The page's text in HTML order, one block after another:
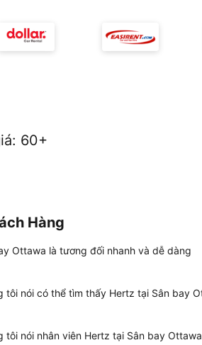
: 60+
Hàng
Ottawa là tương đối nhanh và dễ dàng
tôi nói có thể tìm thấy Hertz tại Sân bay
tôi nói nhân viên Hertz tại Sân bay